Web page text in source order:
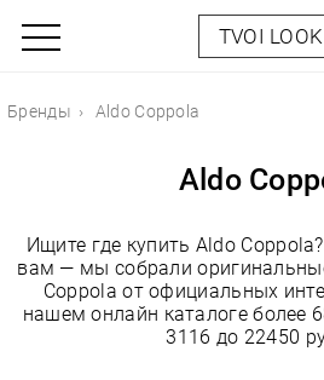
TVOI LOOK
Бренды Aldo Coppola
Aldo
Ищите где купить Aldo
вам — мы собрали
Coppola от официальных
нашем онлайн каталоге более
3116 до 22450